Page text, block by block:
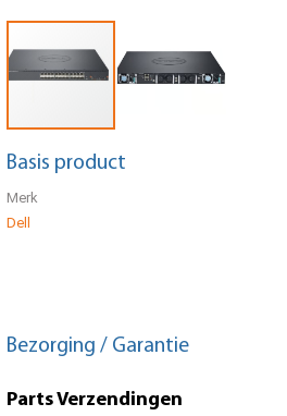
Basis product
Merk
Dell
Bezorging / Garantie
Parts Verzendingen